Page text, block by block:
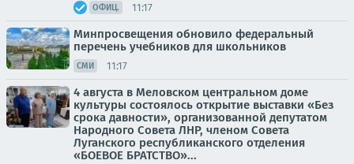
ОФИЦ. 11:17
Минпросвещения обновило федеральный
перечень учебников для школьников
СМИ 11:17
4 августа в Меловском центральном доме
культуры состоялось открытие выставки «Без
срока давности», организованной депутатом
Народного Совета ЛНР, членом Совета
Луганского республиканского отделения
«БОЕВОЕ БРАТСТВО»...